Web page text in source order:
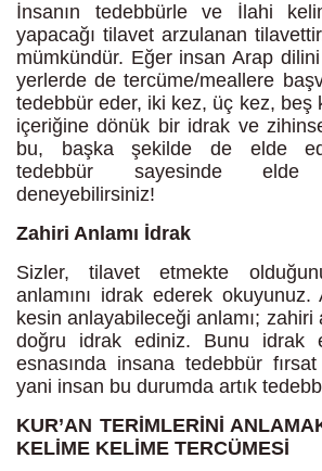
İnsanın tedebbürle ve İlahi
yapacağı tilavet arzulanan
mümkündür. Eğer insan Arap
yerlerde de tercüme/meallere
tedebbür eder, iki kez, üç kez, beş
içeriğine dönük bir idrak ve
bu, başka şekilde de elde
tedebbür sayesinde
deneyebilirsiniz!
Zahiri Anlamı İdrak
Sizler, tilavet etmekte
anlamını idrak ederek
kesin anlayabileceği anlamı; zahiri
doğru idrak ediniz. Bunu idrak
esnasında insana tedebbür
yani insan bu durumda artık
KUR’AN TERİMLERİNİ
KELİME KELİME TERCÜMESİ